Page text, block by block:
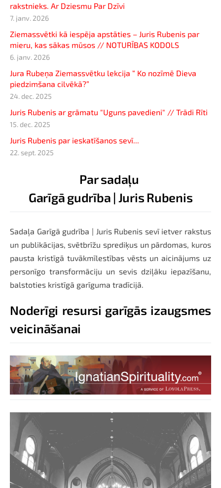
rakstnieks. Ar Dziesmu Par Dzīvi
7. janv. 2026
Ziemassvētki kā iespēja apstāties – Juris Rubenis par
mieru, kas sākas mūsos // NOTURĪBAS KODOLS
6. janv. 2026
Jura Rubeņa Ziemassvētku lekcija “ Ko nozīmē Dieva
piedzimšana cilvēkā?”
24. dec. 2025
Juris Rubenis ar grāmatu "Uguns pavedieni" // Trādi Rīti
15. dec. 2025
Juris Rubenis par ieskatīšanos sevī...
22. sept. 2025
Par sadaļu
Garīgā gudrība | Juris Rubenis
Sadaļa Garīgā gudrība | Juris Rubenis sevī ietver rakstus
un publikācijas, svētbrīžu sprediķus un pārdomas, kuros
pausta kristīgā tuvākmīlestības vēsts un aicinājums uz
personīgo transformāciju un sevis dziļāku iepazīšanu,
balstoties kristīgā garīguma tradīcijā.
Noderīgi resursi garīgās izaugsmes
veicināšanai